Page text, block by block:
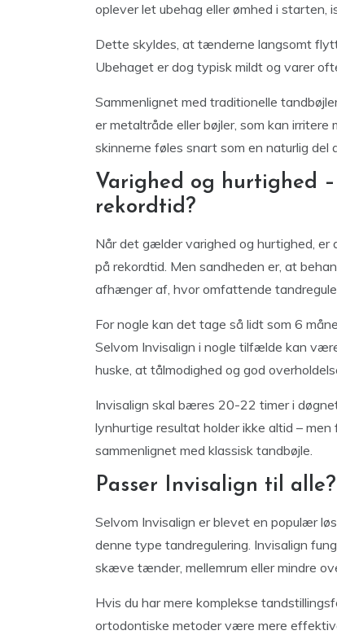
oplever let ubehag eller ømhed i
Dette skyldes, at tænderne langsomt
Ubehaget er dog typisk mildt og varer
Sammenlignet med traditionelle
er metaltråde eller bøjler, som kan
skinnerne føles snart som en naturlig del
Varighed og hurtighed
rekordtid?
Når det gælder varighed og hurtighed, er
på rekordtid. Men sandheden er, at
afhænger af, hvor omfattende
For nogle kan det tage så lidt som 6
Selvom Invisalign i nogle tilfælde kan
huske, at tålmodighed og god
Invisalign skal bæres 20-22 timer i
lynhurtige resultat holder ikke altid –
sammenlignet med klassisk tandbøjle.
Passer Invisalign til alle?
Selvom Invisalign er blevet en populær
denne type tandregulering. Invisalign
skæve tænder, mellemrum eller mindre
Hvis du har mere komplekse
ortodontiske metoder være mere